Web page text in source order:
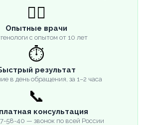
👨‍⚕️
Опытные врачи
с опытом от 10 лет
⏱️
результат
в день обращения, за 1–2 часа
📞
консультация
58-40 — звонок по всей России